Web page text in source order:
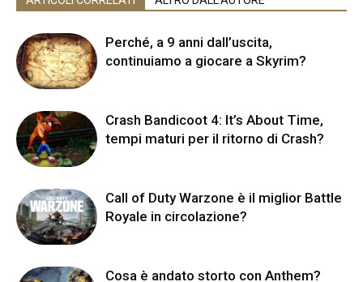
Perché, a 9 anni dall’uscita,
continuiamo a giocare a Skyrim?
Crash Bandicoot 4: It’s About Time,
tempi maturi per il ritorno di Crash?
Call of Duty Warzone è il miglior Battle
Royale in circolazione?
Cosa è andato storto con Anthem?